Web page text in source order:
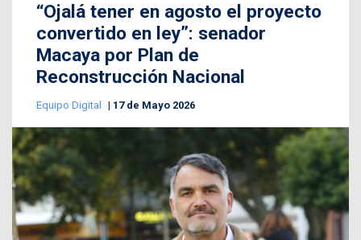
“Ojalá tener en agosto el proyecto
convertido en ley”: senador
Macaya por Plan de
Reconstrucción Nacional
Equipo Digital 17 de Mayo 2026